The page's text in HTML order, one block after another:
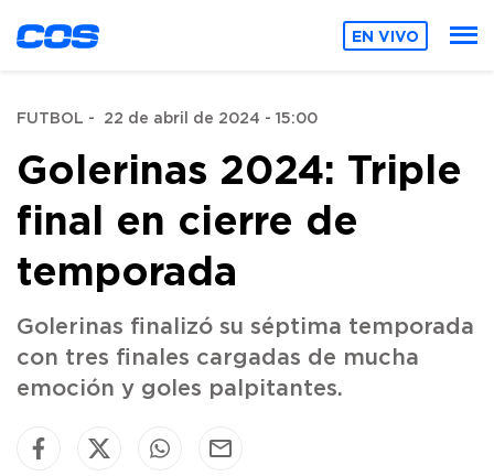
EN VIVO
FUTBOL - 22 de abril de 2024 - 15:00
Golerinas 2024: Triple
final en cierre de
temporada
Golerinas finalizó su séptima temporada
con tres finales cargadas de mucha
emoción y goles palpitantes.